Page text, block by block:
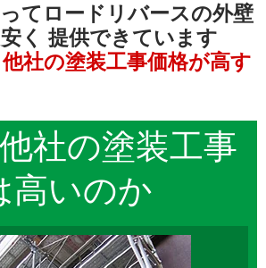
てロードリバースの外壁
く 提供できています
他社の塗装工事価格が高す
社の塗装工事
高いのか